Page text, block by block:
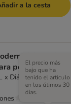
a la cesta
Living Ibiza
perros
x Diám)
El precio más
bajo que ha
tenido el artículo
en los útimos 30
días.